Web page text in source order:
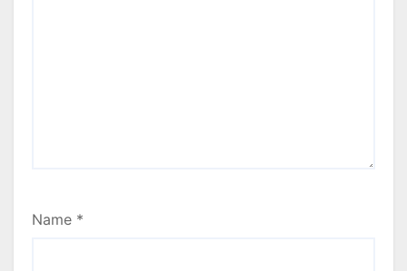
Name *